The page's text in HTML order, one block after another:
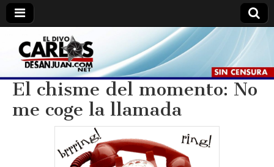
Carlos
De
San
Juan
Carlos
De
San
Juan //
El
Divo.
El chisme del momento: No
me coge la llamada